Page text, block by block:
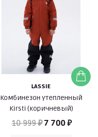
LASSIE
Комбинезон утепленный
Kirsti (коричневый)
10 999 ₽ 7 700 ₽